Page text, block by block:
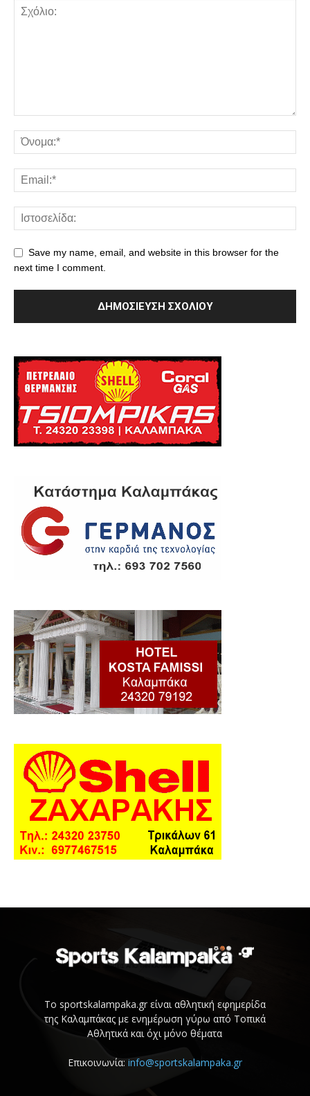
Save my name, email, and website in this browser for the
next time I comment.
Το sportskalampaka.gr είναι αθλητική εφημερίδα
της Καλαμπάκας με ενημέρωση γύρω από Τοπικά
Αθλητικά και όχι μόνο θέματα
Επικοινωνία: info@sportskalampaka.gr